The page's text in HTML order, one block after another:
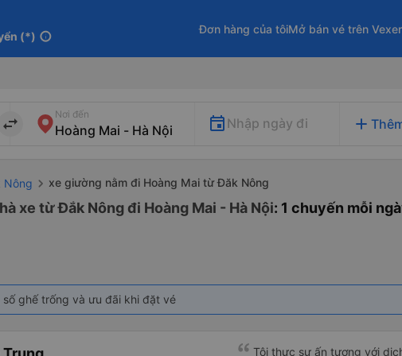
(*) info
Đơn hàng của tôiMở bán vé trên
import_export
Nơi đến
Nhập ngày đi add
Nông xe giường nằm đi Hoàng Mai từ Đăk Nông
xe từ Đắk Nông đi Hoàng Mai - Hà Nội: 1 chuyến mỗi
ghế trống và ưu đãi khi đặt vé
Tôi thực sự ấn tượng với